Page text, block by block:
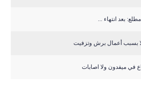
بعد انتهاء ...
بسبب أعمال برش وتزفيت
في ميفدون ولا اصابات